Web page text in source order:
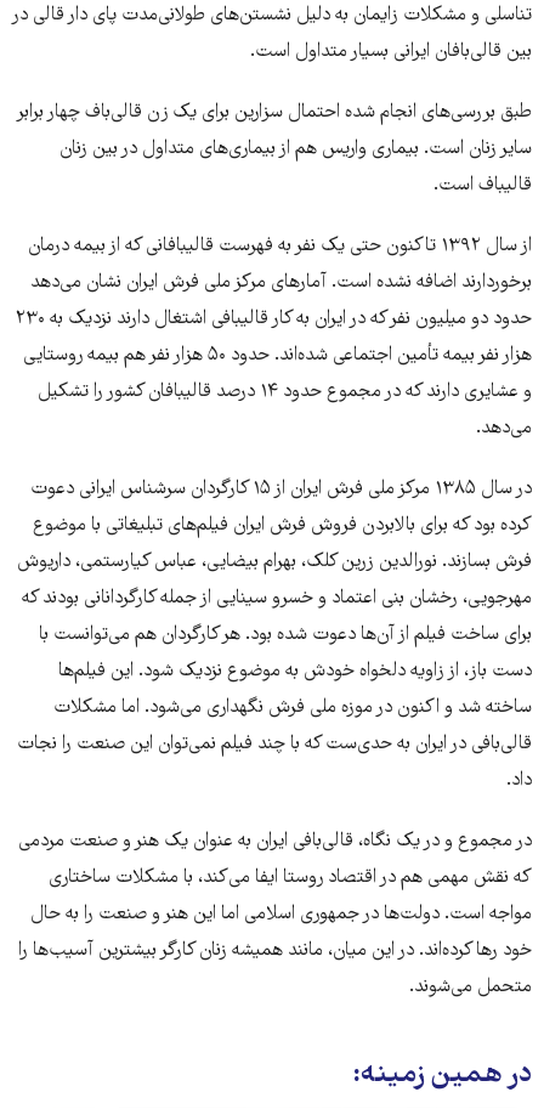
تناسلی و مشکلات زایمان به دلیل نشستن‌های طولانی‌مدت پای دار قالی در
بین قالی‌بافان ایرانی بسیار متداول است.
طبق بررسی‌های انجام شده احتمال سزارین برای یک زن قالی‌باف چهار برابر
سایر زنان است. بیماری واریس هم از بیماری‌های متداول در بین زنان
قالیباف است.
از سال ۱۳۹۲ تاکنون حتی یک نفر به فهرست قالیبافانی که از بیمه درمان
برخوردارند اضافه نشده است. آمارهای مرکز ملی فرش ایران نشان می‌دهد
حدود دو میلیون نفر که در ایران به کار قالیبافی اشتغال دارند نزدیک به ۲۳۰
هزار نفر بیمه تأمین اجتماعی شده‌اند. حدود ۵۰ هزار نفر هم بیمه روستایی
و عشایری دارند که در مجموع حدود ۱۴ درصد قالیبافان کشور را تشکیل
می‌دهد.
در سال ۱۳۸۵ مرکز ملی فرش ایران از ۱۵ کارگردان سرشناس ایرانی دعوت
کرده بود که برای بالابردن فروش فرش ایران فیلم‌های تبلیغاتی با موضوع
فرش بسازند. نورالدین زرین کلک، بهرام بیضایی، عباس کیارستمی، داریوش
مهرجویی، رخشان بنی اعتماد و خسرو سینایی از جمله کارگردانانی بودند که
برای ساخت فیلم از آن‌ها دعوت شده‌ بود. هر کارگردان هم می‌توانست با
دست باز، از زاویه دلخواه خودش به موضوع نزدیک شود. این فیلم‌ها
ساخته شد و اکنون در موزه ملی فرش نگهداری می‌شود. اما مشکلات
قالی‌بافی در ایران به حدی‌ست که با چند فیلم نمی‌توان این صنعت را نجات
داد.
در مجموع و در یک نگاه، قالی‌بافی ایران به عنوان یک هنر و صنعت مردمی
که نقش مهمی هم در اقتصاد روستا ایفا می‌کند، با مشکلات ساختاری
مواجه است. دولت‌ها در جمهوری اسلامی اما این هنر و صنعت را به حال
خود رها کرده‌اند. در این میان، مانند همیشه زنان کارگر بیشترین آسیب‌ها را
متحمل می‌شوند.
در همین زمینه: